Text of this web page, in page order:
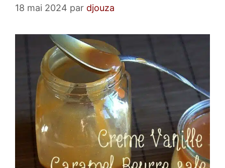
18 mai 2024 par djouza